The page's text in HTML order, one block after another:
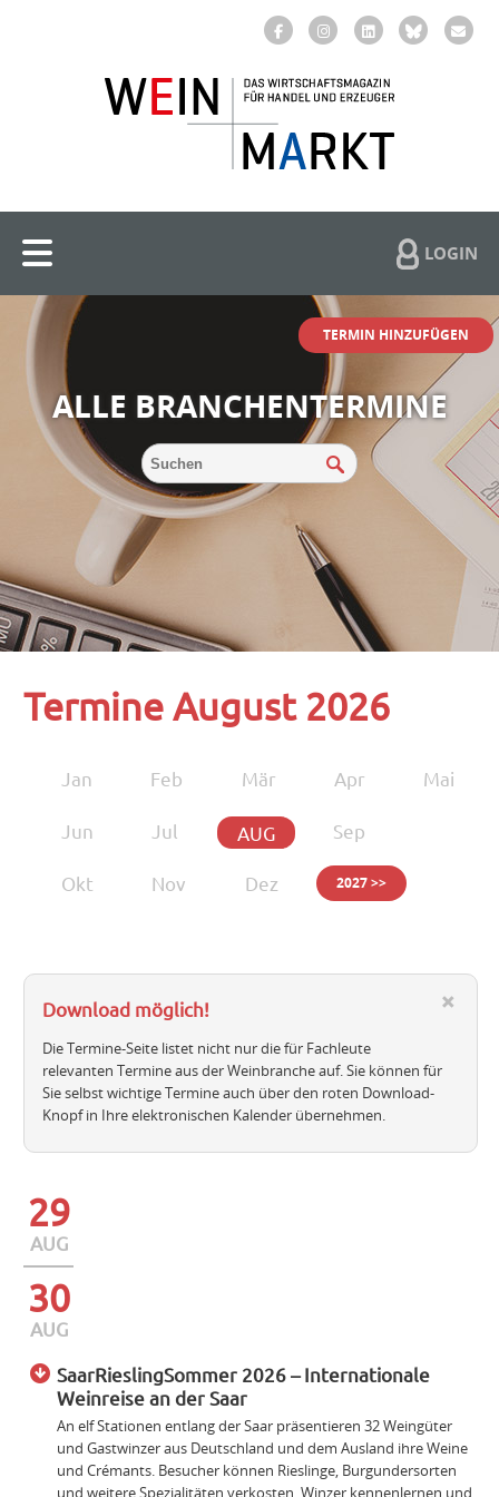
LOGIN
TERMIN HINZUFÜGEN
ALLE BRANCHENTERMINE
Termine August 2026
Jan Feb Mär Apr Mai
Jun Jul AUG Sep
Okt Nov Dez 2027 >>
Download möglich!
Die Termine-Seite listet nicht nur die für Fachleute
relevanten Termine aus der Weinbranche auf. Sie können für
Sie selbst wichtige Termine auch über den roten Download-
Knopf in Ihre elektronischen Kalender übernehmen.
29
AUG
30
AUG
SaarRieslingSommer 2026 – Internationale
Weinreise an der Saar
An elf Stationen entlang der Saar präsentieren 32 Weingüter
und Gastwinzer aus Deutschland und dem Ausland ihre Weine
und Crémants. Besucher können Rieslinge, Burgundersorten
und weitere Spezialitäten verkosten, Winzer kennenlernen und